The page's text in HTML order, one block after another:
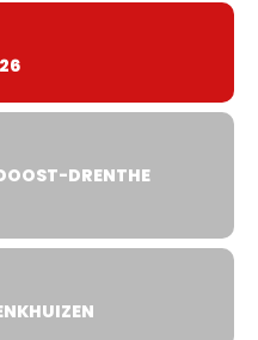
DRENTHE